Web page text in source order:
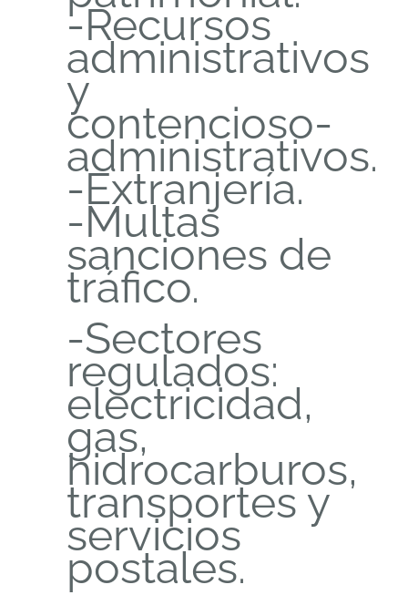
-Recursos
administrativos
y
contencioso-
administrativos.
-Extranjería.
-Multas
sanciones de
tráfico.
-Sectores
regulados:
electricidad,
gas,
hidrocarburos,
transportes y
servicios
postales.